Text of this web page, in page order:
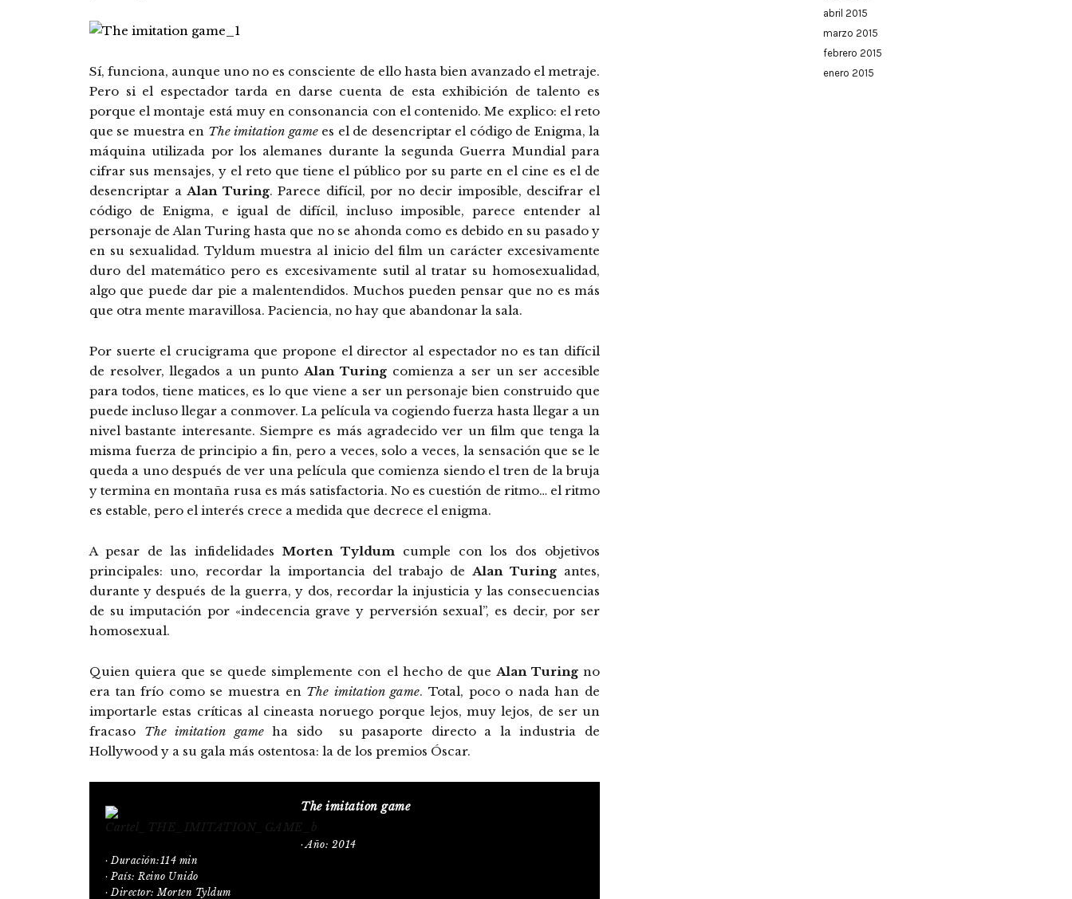
Sí, funciona, aunque uno no es consciente de ello hasta bien avanzado el metraje.
Pero si el espectador tarda en darse cuenta de esta exhibición de talento es
porque el montaje está muy en consonancia con el contenido. Me explico: el reto
que se muestra en The imitation gamees el de desencriptar el código de Enigma, la
máquina utilizada por los alemanes durante la segunda Guerra Mundial para
cifrar sus mensajes, y el reto que tiene el público por su parte en el cine es el de
desencriptar aAlan Turing. Parece difícil, por no decir imposible, descifrar el
código de Enigma, e igual de difícil, incluso imposible, parece entender al
personaje de Alan Turing hasta que no se ahonda como es debido en su pasado y
en su sexualidad. Tyldum muestra al inicio del film un carácter excesivamente
duro del matemático pero es excesivamente sutil al tratar su homosexualidad,
algo que puede dar pie a malentendidos. Muchos pueden pensar que no es más
que otra mente maravillosa. Paciencia, no hay que abandonar la sala.
Por suerte el crucigrama que propone el director al espectador no es tan difícil
de resolver, llegados a un puntoAlan Turingcomienza a ser un ser accesible
para todos, tiene matices, es lo que viene a ser un personaje bien construido que
puede incluso llegar a conmover. La película va cogiendo fuerza hasta llegar a un
nivel bastante interesante. Siempre es más agradecido ver un film que tenga la
misma fuerza de principio a fin, pero a veces, solo a veces, la sensación que se le
queda a uno después de ver una película que comienza siendo el tren de la bruja
y termina en montaña rusa es más satisfactoria. No es cuestión de ritmo… el ritmo
es estable, pero el interés crece a medida que decrece el enigma.
A pesar de las infidelidadesMorten Tyldumcumple con los dos objetivos
principales: uno, recordar la importancia del trabajo de Alan Turing antes,
durante y después de la guerra, y dos, recordar la injusticia y las consecuencias
de su imputación por «indecencia grave y perversión sexual”, es decir, por ser
homosexual.
Quien quiera que se quede simplemente con el hecho de que Alan Turingno
era tan frío como se muestra en The imitation game. Total, poco o nada han de
importarle estas críticas al cineasta noruego porque lejos, muy lejos, de ser un
fracaso The imitation gameha sido su pasaporte directo a la industria de
Hollywood y a su gala más ostentosa: la de los premios Óscar.
The imitation game
· Año: 2014
· Duración:114 min
· País: Reino Unido
· Director: Morten Tyldum
abril 2015
marzo 2015
febrero 2015
enero 2015